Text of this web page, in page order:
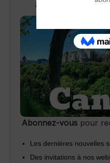
accès aux
Abonnez-vouspour
Les dernières nouvelles
Des invitations à nos